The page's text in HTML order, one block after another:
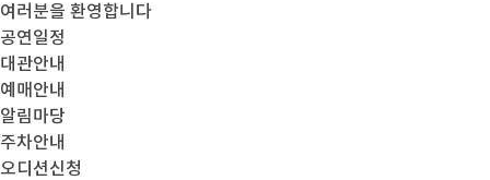
여러분을 환영합니다
공연일정
대관안내
예매안내
알림마당
주차안내
오디션신청